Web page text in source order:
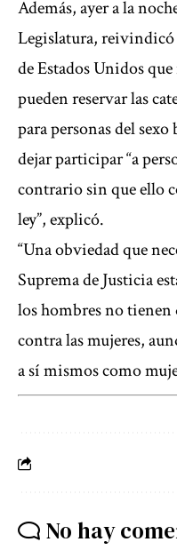
Además, ayer a la
Legislatura, reivindicó
de Estados Unidos
pueden reservar las
para personas del
dejar participar “a
contrario sin que ello
ley”, explicó.
“Una obviedad que
Suprema de Justicia
los hombres no
contra las mujeres,
a sí mismos como
No hay